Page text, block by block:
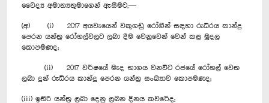
වෛද්‍ය අමාත්‍යතුමාගෙන් ඇසීමට,—
(අ) (i) 2017 අයවැයෙන් වකුගඩු රෝගීන් සඳහා රුධිරය කාන්දු
පෙරන යන්ත්‍ර රෝහල්වලට ලබා දීම වෙනුවෙන් වෙන් කළ මුදල
කොපමණද;
(ii) 2017 වර්ෂයේ මැද භාගය වනවිට රජයේ රෝහල් වෙත
ලබා දුන් රුධිරය කාන්දු පෙරන යන්ත්‍ර සංඛ්‍යාව කොපමණද;
(iii) ඉතිරි යන්ත්‍ර ලබා දෙනු ලබන දිනය කවරේද;